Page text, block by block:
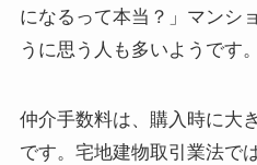
になるって本当？」マンシ
うに思う人も多いようです。
仲介手数料は、購入時に大
です。宅地建物取引業法で